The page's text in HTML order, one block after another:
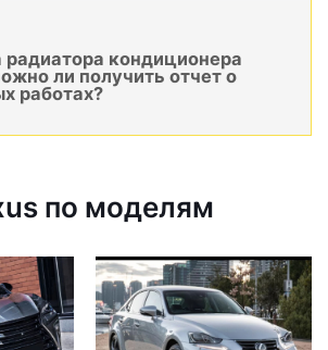
радиатора кондиционера
ли получить отчет о
работах?
по моделям